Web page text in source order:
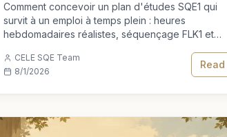
Comment concevoir un plan d'études SQE1 qui
survit à un emploi à temps plein : heures
hebdomadaires réalistes, séquençage FLK1 et
intégrées.
CELE SQE Team
8/1/2026
Read